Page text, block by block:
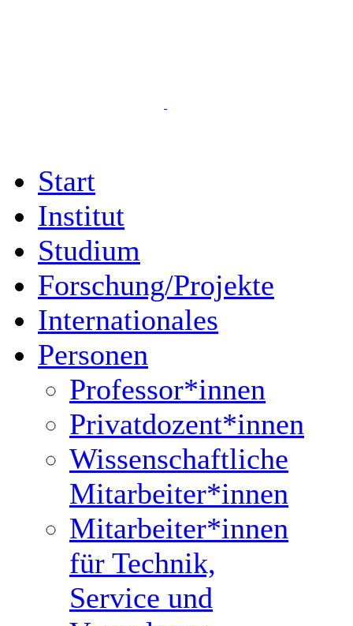
Start
Institut
Studium
Forschung/Projekte
Internationales
Personen
Professor*innen
Privatdozent*innen
Wissenschaftliche
Mitarbeiter*innen
Mitarbeiter*innen
für Technik,
Service und